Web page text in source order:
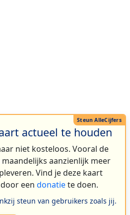
actueel te houden
niet kosteloos. Vooral de
aanzienlijk meer
Vind je deze kaart
een donatiete doen.
steun van gebruikers zoals jij.